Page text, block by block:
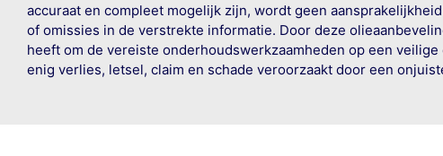
accuraat en compleet mogelijk zijn, wordt geen
of omissies in de verstrekte informatie. Door deze
heeft om de vereiste onderhoudswerkzaamheden op een
enig verlies, letsel, claim en schade veroorzaakt door een